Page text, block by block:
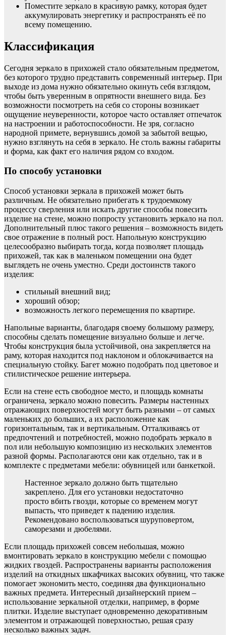
Поместите зеркало в красивую рамку, которая будет
аккумулировать энергетику и распространять её по
всему помещению.
Классификация
Сегодня зеркало в прихожей стало обязательным предметом,
без которого трудно представить современный интерьер. При
выходе из дома нужно обязательно окинуть себя взглядом,
чтобы быть уверенным в опрятности внешнего вида. Без
возможности посмотреть на себя со стороны возникает
ощущение неуверенности, которое часто оставляет отпечаток
на настроении и работоспособности. Не зря, согласно
народной примете, вернувшись домой за забытой вещью,
нужно взглянуть на себя в зеркало. Не столь важны габариты
и форма, как факт его наличия рядом со входом.
По способу установки
Способ установки зеркала в прихожей может быть
различным. Не обязательно прибегать к трудоемкому
процессу сверления или искать другие способы повесить
изделие на стене, можно попросту установить зеркало на пол.
Дополнительный плюс такого решения – возможность видеть
свое отражение в полный рост. Напольную конструкцию
целесообразно выбирать тогда, когда позволяет площадь
прихожей, так как в маленьком помещении она будет
выглядеть не очень уместно. Среди достоинств такого
изделия:
стильный внешний вид;
хороший обзор;
возможность легкого перемещения по квартире.
Напольные варианты, благодаря своему большому размеру,
способны сделать помещение визуально больше и легче.
Чтобы конструкция была устойчивой, она закрепляется на
раму, которая находится под наклоном и облокачивается на
специальную стойку. Багет можно подобрать под цветовое и
стилистическое решение интерьера.
Если на стене есть свободное место, и площадь комнаты
ограничена, зеркало можно повесить. Размеры настенных
отражающих поверхностей могут быть разными – от самых
маленьких до больших, а их расположение как
горизонтальным, так и вертикальным. Отталкиваясь от
предпочтений и потребностей, можно подобрать зеркало в
пол или небольшую композицию из нескольких элементов
разной формы. Располагаются они как отдельно, так и в
комплекте с предметами мебели: обувницей или банкеткой.
Настенное зеркало должно быть тщательно
закреплено. Для его установки недостаточно
просто вбить гвозди, которые со временем могут
выпасть, что приведет к падению изделия.
Рекомендовано воспользоваться шуруповертом,
саморезами и дюбелями.
Если площадь прихожей совсем небольшая, можно
вмонтировать зеркало в конструкцию мебели с помощью
жидких гвоздей. Распространены варианты расположения
изделий на откидных шкафчиках высоких обувниц, что также
помогает экономить место, соединяя два функционально
важных предмета. Интересный дизайнерский прием –
использование зеркальной отделки, например, в форме
плитки. Изделие выступает одновременно декоративным
элементом и отражающей поверхностью, решая сразу
несколько важных задач.